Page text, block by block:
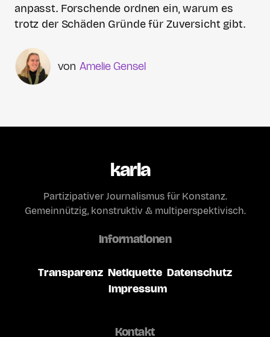
anpasst. Forschende ordnen ein, warum es
trotz der Schäden Gründe für Zuversicht gibt.
Amelie Gensel
karla
Partizipativer Journalismus für Konstanz.
Gemeinnützig, konstruktiv & multiperspektivisch.
Informationen
Transparenz Netiquette Datenschutz
Impressum
Kontakt